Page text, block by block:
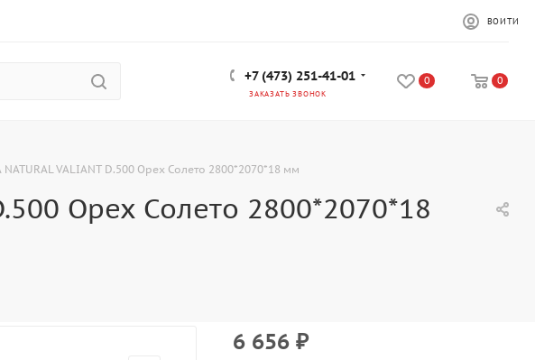
ВОЙТИ
+7 (473) 251-41-01
ЗАКАЗАТЬ ЗВОНОК
0 0
NATURAL VALIANT D.500 Opex Солето 2800*2070*18 мм
Opex Солето 2800*2070*18
6 656 ₽